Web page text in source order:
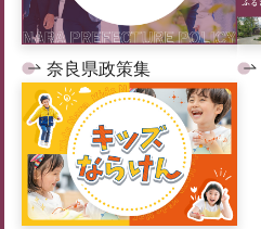
奈良県政策集